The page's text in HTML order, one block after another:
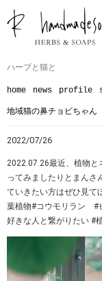
ハーブと猫と
home news profile
地域猫の鼻チョビちゃん
2022/07/26
2022.07.26最近、植物と
ってみました︎りとまんさ
ていきたい方はぜひ見て
葉植物#コウモリラン #
好きな人と繋がりたい #